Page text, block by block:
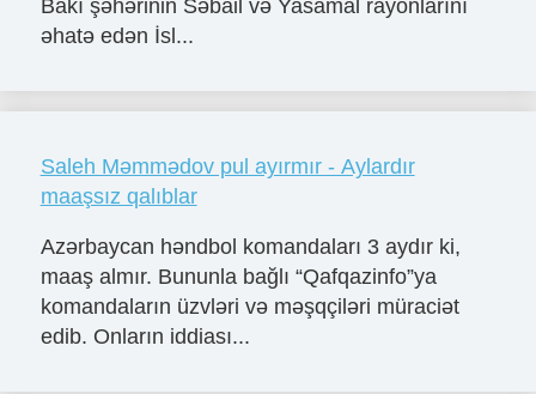
Bakı şəhərinin Səbail və Yasamal rayonlarını
əhatə edən İsl...
Saleh Məmmədov pul ayırmır - Aylardır
maaşsız qalıblar
Azərbaycan həndbol komandaları 3 aydır ki,
maaş almır. Bununla bağlı “Qafqazinfo”ya
komandaların üzvləri və məşqçiləri müraciət
edib. Onların iddiası...